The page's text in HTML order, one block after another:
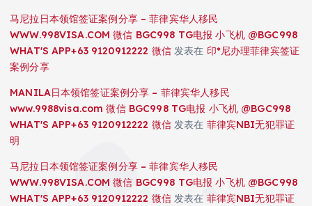
马尼拉日本领馆签证案例分享 – 菲律宾华人移民
WWW.998VISA.COM 微信 BGC998 TG电报 小飞机 @BGC998
WHAT'S APP+63 9120912222 微信发表在 印*尼办理菲律宾签证
案例分享
MANILA日本领馆签证案例分享 – 菲律宾华人移民
www.9988visa.com 微信 BGC998 TG电报 小飞机 @BGC998
WHAT'S APP+63 9120912222 微信发表在 菲律宾NBI无犯罪证
明
马尼拉日本领馆签证案例分享 – 菲律宾华人移民
WWW.998VISA.COM 微信 BGC998 TG电报 小飞机 @BGC998
WHAT'S APP+63 9120912222 微信发表在 菲律宾NBI无犯罪证